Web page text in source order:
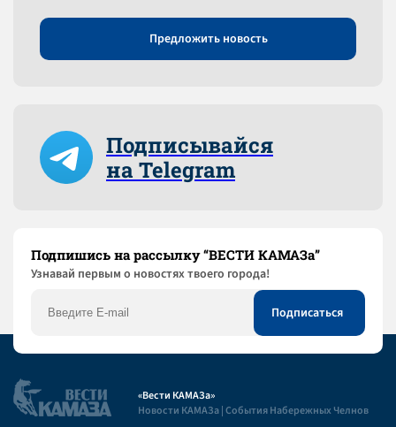
Предложить новость
Подписывайся
на Telegram
Подпишись на рассылку “ВЕСТИ КАМАЗа”
Узнaвай первым о новостях твоего города!
«Вести КАМАЗа»
Новости КАМАЗа | События Набережных Челнов